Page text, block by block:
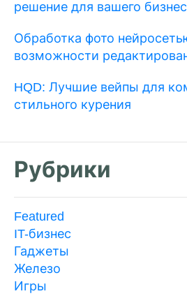
решение для вашего
Обработка фото
возможности
HQD: Лучшие вейпы для
стильного курения
Рубрики
Featured
IT-бизнес
Гаджеты
Железо
Игры